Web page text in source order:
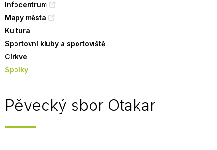
Infocentrum
Mapy města
Kultura
Sportovní kluby a sportoviště
Církve
Spolky
Pěvecký sbor Otakar